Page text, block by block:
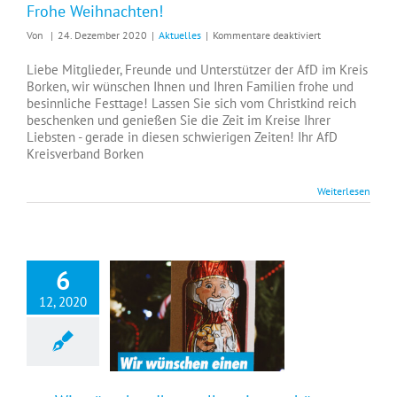
Frohe Weihnachten!
Von | 24. Dezember 2020 | Aktuelles | Kommentare deaktiviertfür
Weihnachten!
Liebe Mitglieder, Freunde und Unterstützer der AfD im Kreis
Borken, wir wünschen Ihnen und Ihren Familien frohe und
besinnliche Festtage! Lassen Sie sich vom Christkind reich
beschenken und genießen Sie die Zeit im Kreise Ihrer
Liebsten - gerade in diesen schwierigen Zeiten! Ihr AfD
Kreisverband Borken
Weiterlesen
6
12, 2020